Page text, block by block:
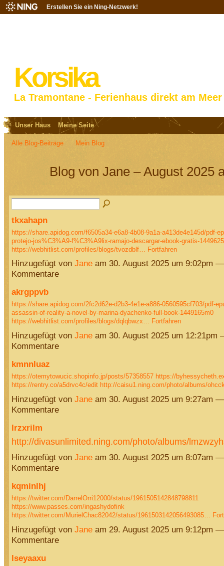
Erstellen Sie ein Ning-Netzwerk!
Korsika
La Tramontane - Ferienhaus direkt am Meer
Unser Haus Meine Seite
Alle Blog-Beiträge Mein Blog
Blog von Jane – August 2025
tkxahapn
https://share.apidog.com/f6505a34-e6a8-4b08-9a1a-a413de4e145d/pdf-
protejo-jos%C3%A9-f%C3%A9lix-ramajo-descargar-ebook-gratis-
https://webhitlist.com/profiles/blogs/tvozdblf…
Fortfahren
Hinzugefügt von Janeam 30. August 2025 um 9:02pm
Kommentare
akrgppvb
https://share.apidog.com/2fc2d62e-d2b3-4e1e-a886-0560595cf703/pdf-
assassin-of-reality-a-novel-by-marina-dyachenko-full-book-1449165m0
https://webhitlist.com/profiles/blogs/dqlqbwzx… Fortfahren
Hinzugefügt von Janeam 30. August 2025 um 12:21pm
Kommentare
kmnnluaz
https://otemytowucic.shopinfo.jp/posts/57358557 https://
https://rentry.co/a5drvc4c/edit http://caisu1.ning.com/photo/albums/
Hinzugefügt von Janeam 30. August 2025 um 9:27am
Kommentare
lrzxrilm
http://divasunlimited.ning.com/photo/albums/
Hinzugefügt von Janeam 30. August 2025 um 8:07am
Kommentare
kqminlhj
https://twitter.com/DarrelOrri12000/status/1961505142848798811
https://www.passes.com/ingashydofink
https://twitter.com/MurielChac82042/status/1961503142056493085…
Hinzugefügt von Janeam 29. August 2025 um 9:12pm
Kommentare
lseyaaxu